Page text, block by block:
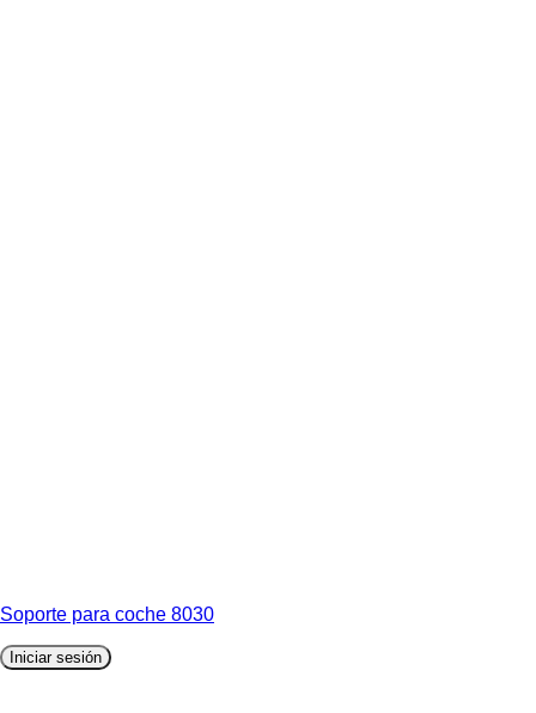
Soporte para coche 8030
Iniciar sesión